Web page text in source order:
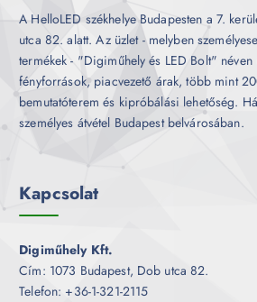
A HelloLED székhelye Budapesten a 7.
utca 82. alatt. Az üzlet - melyben
termékek - "Digiműhely és LED Bolt" néven
fényforrások, piacvezető árak, több mint
bemutatóterem és kipróbálási lehetőség.
személyes átvétel Budapest belvárosában.
Kapcsolat
Digiműhely Kft.
Cím: 1073 Budapest, Dob utca 82.
Telefon: +36-1-321-2115